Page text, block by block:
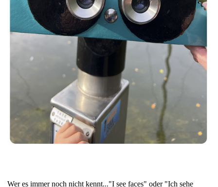
Wer es immer noch nicht kennt..."I see faces" oder "Ich sehe